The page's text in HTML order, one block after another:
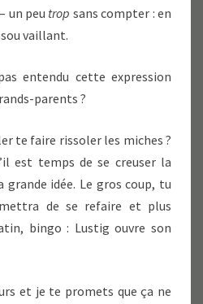
un peu trop sans compter : en
sou vaillant.
entendu cette expression
parents ?
te faire rissoler les miches ?
est temps de se creuser la
idée. Le gros coup, tu
de se refaire et plus
bingo : Lustig ouvre son
et je te promets que ça ne